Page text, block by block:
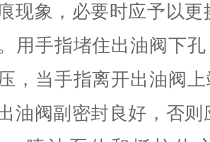
现象，必要时应予以
用手指堵住出油阀下
，当手指离开出油阀
油阀副密封良好，否